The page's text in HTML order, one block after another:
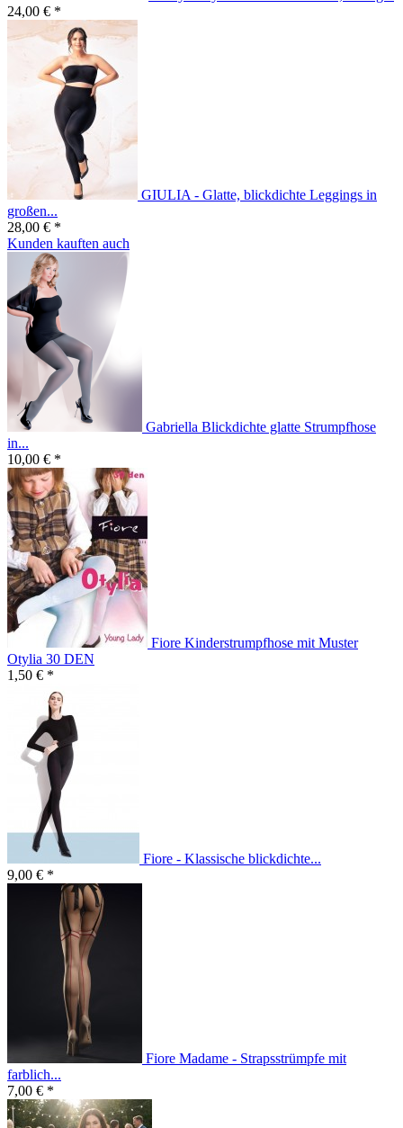
24,00 € *
GIULIA - Glatte, blickdichte Leggings in
großen...
28,00 € *
Kunden kauften auch
Gabriella Blickdichte glatte Strumpfhose
in...
10,00 € *
Fiore Kinderstrumpfhose mit Muster
Otylia 30 DEN
1,50 € *
Fiore - Klassische blickdichte...
9,00 € *
Fiore Madame - Strapsstrümpfe mit
farblich...
7,00 € *